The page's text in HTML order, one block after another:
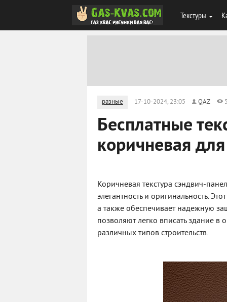
Текстуры
разные 17-10-2024, 23:05 QAZ
Бесплатные
коричневая
Коричневая текстура сэндвич-
элегантность и оригинальность.
а также обеспечивает надежную
позволяют легко вписать здание
различных типов строительств.